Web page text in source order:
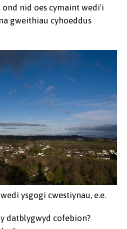
ond nid oes cymaint wedi'i
gweithiau cyhoeddus
ysgogi cwestiynau, e.e.
datblygwyd cofebion?